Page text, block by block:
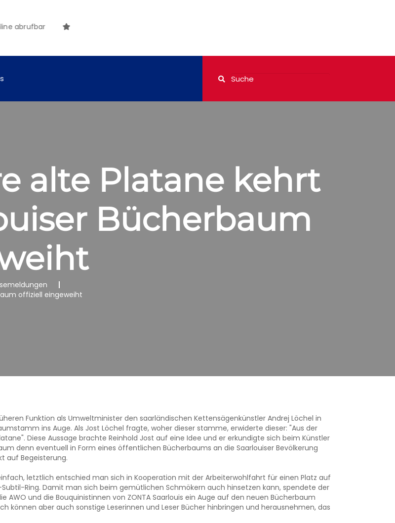
alte Platane kehrt
Bücherbaum
offiziell eingeweiht
Funktion als Umweltminister den saarländischen Kettensägenkünstler Andrej Löchel in
ins Auge. Als Jost Löchel fragte, woher dieser stamme, erwiderte dieser: "Aus der
Diese Aussage brachte Reinhold Jost auf eine Idee und er erkundigte sich beim Künstler
denn eventuell in Form eines öffentlichen Bücherbaums an die Saarlouiser Bevölkerung
auf Begeisterung.
letztlich entschied man sich in Kooperation mit der Arbeiterwohlfahrt für einen Platz auf
Ring. Damit man sich beim gemütlichen Schmökern auch hinsetzen kann, spendete der
AWO und die Bouquinistinnen von ZONTA Saarlouis ein Auge auf den neuen Bücherbaum
können aber auch sonstige Leserinnen und Leser Bücher hinbringen und herausnehmen, das